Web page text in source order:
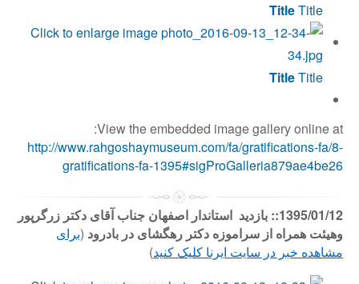
TitleTitle
TitleTitle
View the embedded image gallery online at:
http://www.rahgoshaymuseum.com/fa/gratifications-fa/8-
gratifications-fa-1395#sigProGalleria879ae4be26
1395/01/12:: بازدید استاندار اصفهان جناب آقای دکتر زرگرپور
وهیئت همراه از سراموزه دکتر رهگشای در بادرود (برای
مشاهده خبر در سایت ایرنا کلیک کنید)